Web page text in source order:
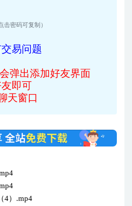
击密码可复制）
易问题
弹出添加好友界面
即可
天窗口
4）.mp4